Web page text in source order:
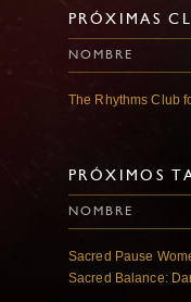
PRÓXIMAS
NOMBRE
The Rhythms Club
PRÓXIMOS
NOMBRE
Sacred Pause
Sacred Balance: